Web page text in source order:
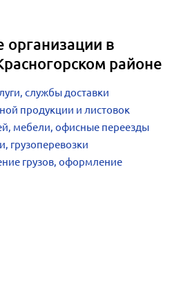
организации в
районе
службы доставки
продукции и листовок
мебели, офисные переезды
грузоперевозки
грузов, оформление